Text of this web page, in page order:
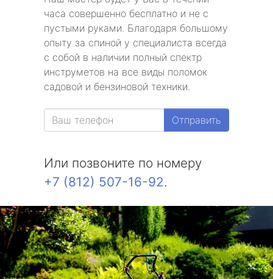
часа совершенно бесплатно и не с
пустыми руками. Благодаря большому
опыту за спиной у специалиста всегда
с собой в наличии полный спектр
инструметов на все виды поломок
садовой и бензиновой техники.
Отправить
Или позвоните по номеру
+7 (812) 507-16-92.